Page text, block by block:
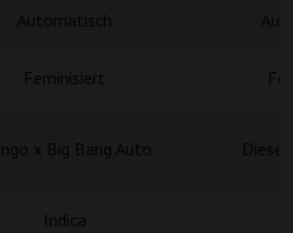
Feminisiert
Indica